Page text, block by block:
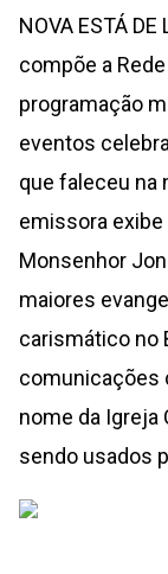
NOVA ESTÁ
compõe a
programação
eventos
que faleceu na
emissora
Monsenhor
maiores
carismático no
comunicações
nome da Igreja
sendo usados